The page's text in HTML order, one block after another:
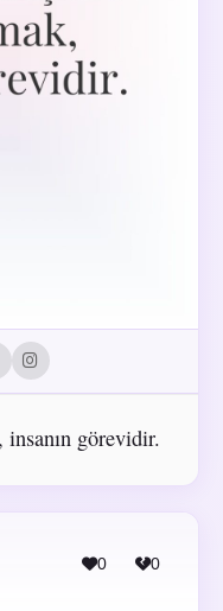
insanın görevidir.
0 0